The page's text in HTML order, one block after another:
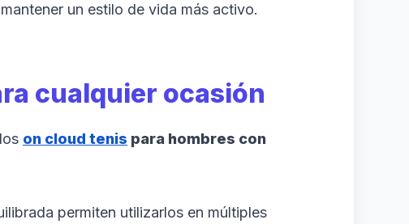
un estilo de vida más activo.
cualquier ocasión
on cloud tenis para hombres con
permiten utilizarlos en múltiples